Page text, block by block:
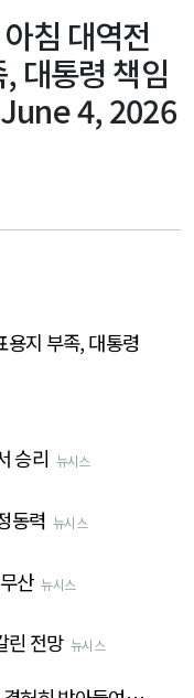
침 대역전
대통령 책임
4, 2026
용지 부족, 대통령
승리 뉴시스
동력 뉴시스
산 뉴시스
린 전망 뉴시스